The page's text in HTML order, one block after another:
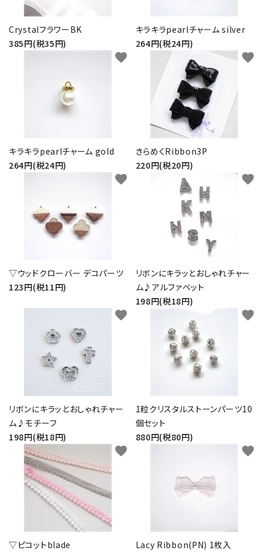
CrystalフラワーBK
385円(税35円)
キラキラpearlチャーム silver
264円(税24円)
キラキラpearlチャーム gold
264円(税24円)
favorite
きらめくRibbon3P
220円(税20円)
favorite
▽ウッドクローバー デコパーツ
123円(税11円)
favorite
リボンにキラッとおしゃれチャー
ム♪アルファベット
198円(税18円)
favorite
リボンにキラッとおしゃれチャー
ム♪モチーフ
198円(税18円)
favorite
1粒クリスタルストーンパーツ10
個セット
880円(税80円)
favorite
▽ピコットblade
favorite
Lacy Ribbon(PN) 1枚入
favorite